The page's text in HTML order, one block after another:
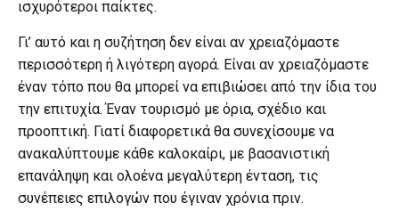
ισχυρότεροι παίκτες.
Γι’ αυτό και η συζήτηση δεν είναι αν χρειαζόμαστε
περισσότερη ή λιγότερη αγορά. Είναι αν χρειαζόμαστε
έναν τόπο που θα μπορεί να επιβιώσει από την ίδια του
την επιτυχία. Έναν τουρισμό με όρια, σχέδιο και
προοπτική. Γιατί διαφορετικά θα συνεχίσουμε να
ανακαλύπτουμε κάθε καλοκαίρι, με βασανιστική
επανάληψη και ολοένα μεγαλύτερη ένταση, τις
συνέπειες επιλογών που έγιναν χρόνια πριν.